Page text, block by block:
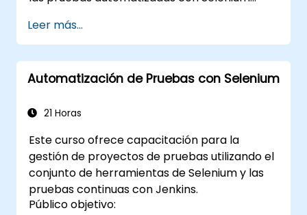
experiencia en programación con C# o
desea repasar sus conocimientos, consulte el
curso: C# para Ingenieros de Pruebas de
Automatización.
Leer más...
Automatización de Pruebas con Selenium
21 Horas
Este curso ofrece capacitación para la
gestión de proyectos de pruebas utilizando el
conjunto de herramientas de Selenium y las
pruebas continuas con Jenkins.
Público objetivo: